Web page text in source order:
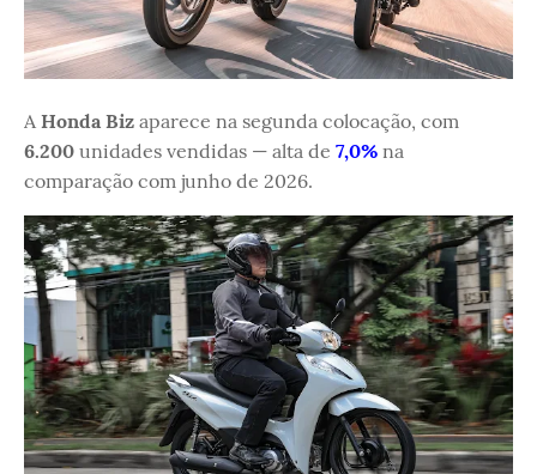
A Honda Biz aparece na segunda colocação, com
6.200 unidades vendidas — alta de 7,0% na
comparação com junho de 2026.